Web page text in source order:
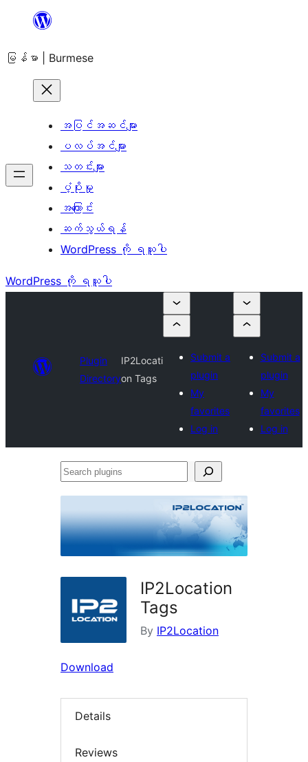
အကြောင်းအရာ
ကျော်သွား
မြန်မာ | Burmese
အပြင်အဆင်များ
ပလပ်အင်များ
သတင်းများ
ပံ့ပိုးမှု
အကြောင်း
ဆက်သွယ်ရန်
WordPress ကို ရယူပါ
WordPress ကို ရယူပါ
Plugin
Directory
IP2Locati
on Tags
Submit a
plugin
My
favorites
Log in
Submit a
plugin
My
favorites
Log in
Search
IP2Location
Tags
By IP2Location
Download
Details
Reviews